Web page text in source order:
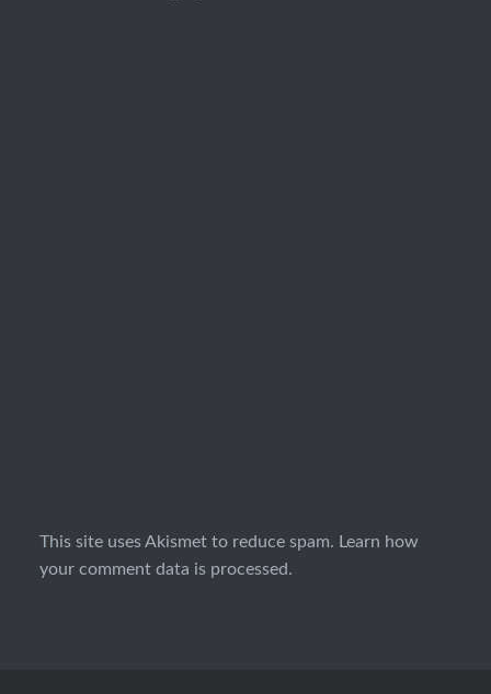
This site uses Akismet to reduce spam. Learn how
your comment data is processed.